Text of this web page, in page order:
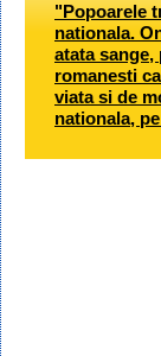
"Popoarele
nationala.
atata
romanesti
viata si de
nationala,